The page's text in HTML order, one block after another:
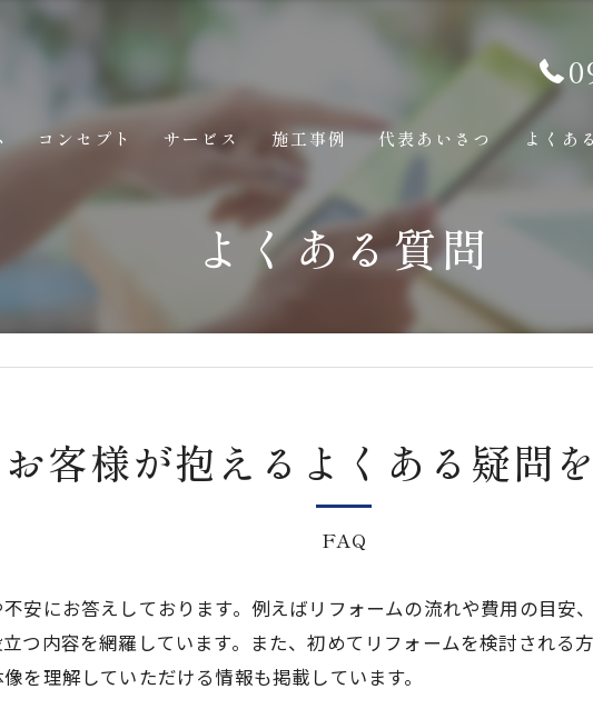
コンセプト サービス 施工事例 代表あいさつ よくあ
よくある質問
お客様が抱えるよくある疑問
FAQ
安にお答えしております。例えばリフォームの流れや費用の目安
つ内容を網羅しています。また、初めてリフォームを検討される
を理解していただける情報も掲載しています。